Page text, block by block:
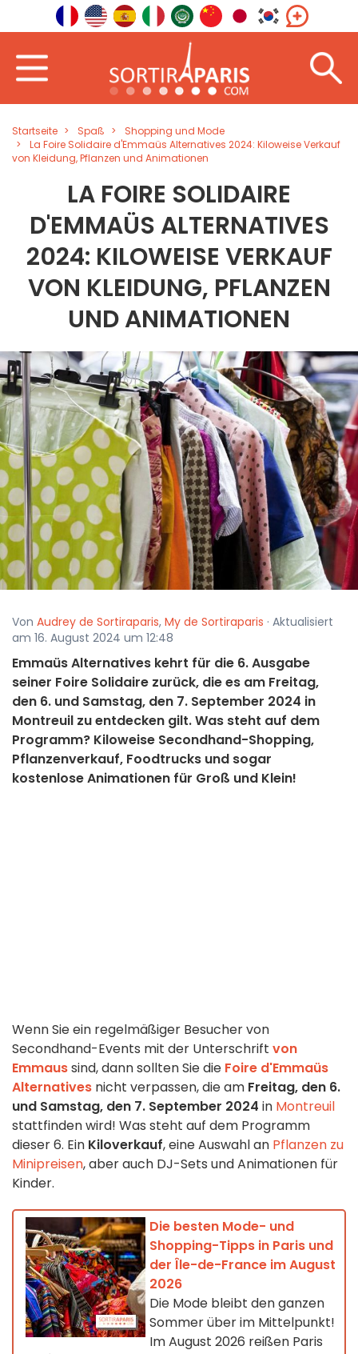
Startseite Spaß
Shopping und Mode
La Foire Solidaire d'Emmaüs Alternatives 2024: Kiloweise Verkauf
von Kleidung, Pflanzen und Animationen
LA FOIRE SOLIDAIRE
D'EMMAÜS ALTERNATIVES
2024: KILOWEISE VERKAUF
VON KLEIDUNG, PFLANZEN
UND ANIMATIONEN
Von Audrey de Sortiraparis, My de Sortiraparis · Aktualisiert
am 16. August 2024 um 12:48
Emmaüs Alternatives kehrt für die 6. Ausgabe
seiner Foire Solidaire zurück, die es am Freitag,
den 6. und Samstag, den 7. September 2024 in
Montreuil zu entdecken gilt. Was steht auf dem
Programm? Kiloweise Secondhand-Shopping,
Pflanzenverkauf, Foodtrucks und sogar
kostenlose Animationen für Groß und Klein!
Wenn Sie ein regelmäßiger Besucher von
Secondhand-Events mit der Unterschrift von
Emmaussind, dann sollten Sie die Foire d'Emmaüs
Alternatives nicht verpassen, die am Freitag, den 6.
und Samstag, den 7. September 2024 in Montreuil
stattfinden wird! Was steht auf dem Programm
dieser 6. Ein Kiloverkauf, eine Auswahl an Pflanzen zu
Minipreisen, aber auch DJ-Sets und Animationen für
Kinder.
Die besten Mode- und
Shopping-Tipps in Paris und
der Île-de-France im August
2026
Die Mode bleibt den ganzen
Sommer über im Mittelpunkt!
Im August 2026 reißen Paris